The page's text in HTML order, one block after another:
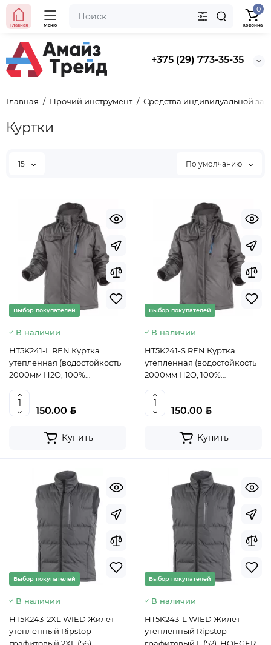
+375 (29) 773-35-35
Главная Меню
0
Корзина
Главная Прочий инструмент Средства индивидуальной
Куртки
15 По умолчанию
Выбор покупателей
В наличии
HT5K241-L REN Куртка
утепленная (водостойкость
2000мм H2O, 100%
размер L (52), HOEGERT,
5902801203565 (CN)
150.00 BYN
Купить
Выбор покупателей
В наличии
HT5K241-S REN Куртка
утепленная (водостойкость
2000мм H2O, 100%
размер S (48), HOEGERT,
5902801203510 (CN)
150.00 BYN
Купить
Выбор покупателей
В наличии
HT5K243-2XL WIED Жилет
утепленный Ripstop
Выбор покупателей
В наличии
HT5K243-L WIED Жилет
утепленный Ripstop